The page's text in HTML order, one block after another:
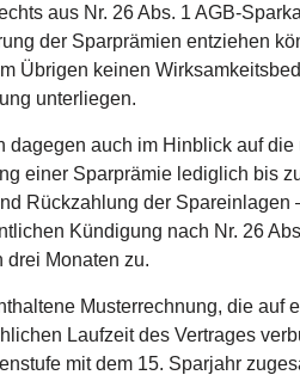
aus Nr. 26 Abs. 1 AGB-
der Sparprämien entziehen
Übrigen keinen
unterliegen.
auch im Hinblick auf die
einer Sparprämie lediglich bis
Rückzahlung der Spareinlagen
Kündigung nach Nr. 26
drei Monaten zu.
Musterrechnung, die auf
Laufzeit des Vertrages
mit dem 15. Sparjahr